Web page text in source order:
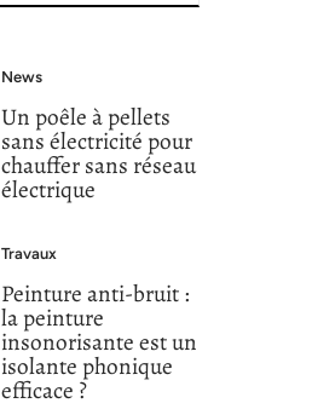
News
Un poêle à pellets
sans électricité pour
chauffer sans réseau
électrique
Travaux
Peinture anti-bruit :
la peinture
insonorisante est un
isolante phonique
efficace ?